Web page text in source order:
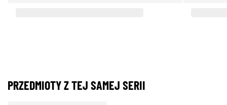
PRZEDMIOTY Z TEJ SAMEJ SERII